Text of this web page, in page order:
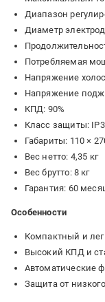
Диапазон
Диаметр
Потребляемая
Напряжение
Напряжение
КПД: 90%
Класс защиты:
Габариты: 110 ×
Вес нетто: 4,35 кг
Вес брутто: 8 кг
Гарантия: 60
Особенности
Компактный и
Высокий КПД и
Автоматические
Защита от